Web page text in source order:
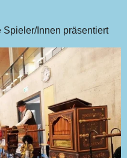
Innen präsentiert